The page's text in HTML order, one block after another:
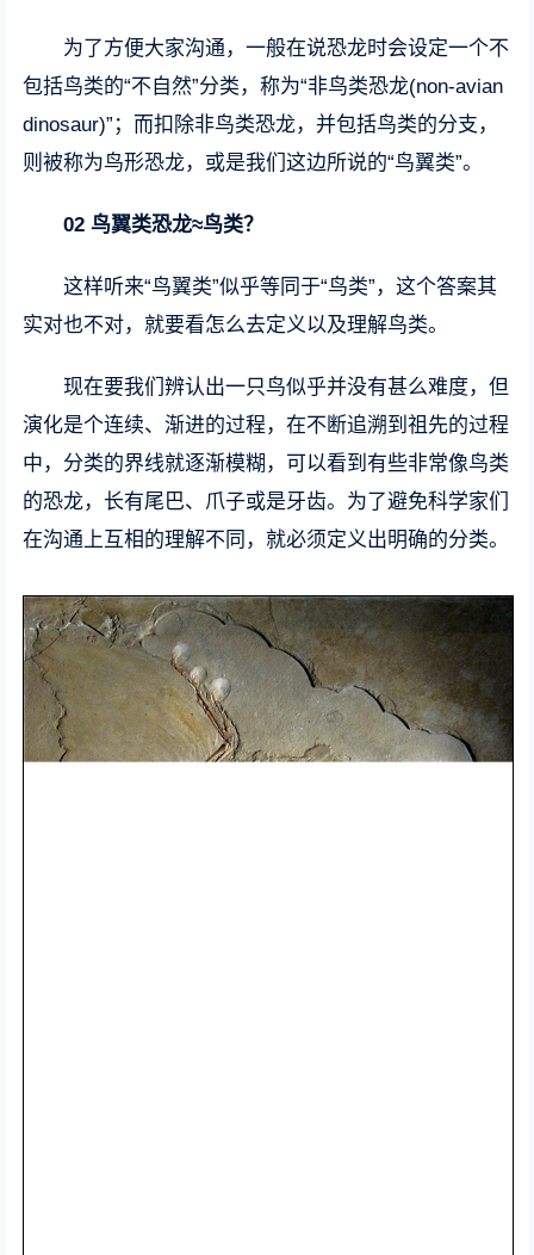
为了方便大家沟通，一般在说恐龙时会设定一个不
包括鸟类的“不自然”分类，称为“非鸟类恐龙(non-avian
dinosaur)”；而扣除非鸟类恐龙，并包括鸟类的分支，
则被称为鸟形恐龙，或是我们这边所说的“鸟翼类”。
02 鸟翼类恐龙≈鸟类？
这样听来“鸟翼类”似乎等同于“鸟类”，这个答案其
实对也不对，就要看怎么去定义以及理解鸟类。
现在要我们辨认出一只鸟似乎并没有甚么难度，但
演化是个连续、渐进的过程，在不断追溯到祖先的过程
中，分类的界线就逐渐模糊，可以看到有些非常像鸟类
的恐龙，长有尾巴、爪子或是牙齿。为了避免科学家们
在沟通上互相的理解不同，就必须定义出明确的分类。